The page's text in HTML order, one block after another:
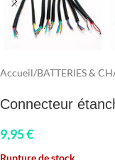
Accueil/BATTERIES &
Connecteur
9,95€